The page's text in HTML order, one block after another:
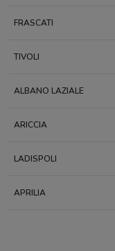
FRASCATI
TIVOLI
ALBANO LAZIALE
ARICCIA
LADISPOLI
APRILIA